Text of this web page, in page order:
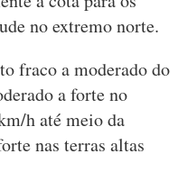
no extremo norte.
fraco a moderado do
a forte no
h até meio da
nas terras altas